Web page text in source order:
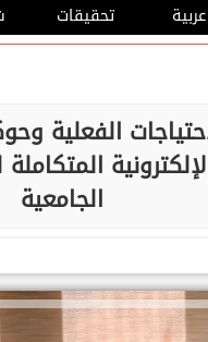
تحقيقات
الفعلية
الجامعية